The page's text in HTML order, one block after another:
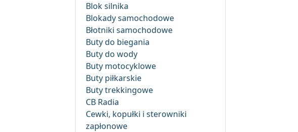
Blok silnika
Blokady samochodowe
Błotniki samochodowe
Buty do biegania
Buty do wody
Buty motocyklowe
Buty piłkarskie
Buty trekkingowe
CB Radia
Cewki, kopułki i sterowniki
zapłonowe